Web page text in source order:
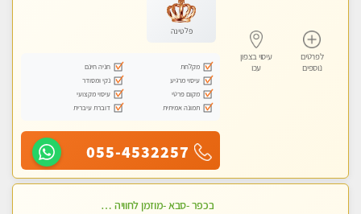
לפרטים
נוספים
עיסוי בצפון
עכו
פלטינה
מקלחת
חניה חינם
עיסוי מרגיע
נקי ומסודר
מקום פרטי
עיסוי מקצועי
תמונה אמיתית
דוברת עיברית
055-4532257
בכפר -סבא -מוזמן לחוויה בלתי נשכחת!!!עיסוי מפנק ביותר מומלץ לחלוטין!!!